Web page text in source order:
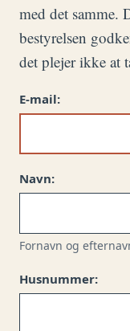
med det
bestyrelsen
det plejer ikke at
E-mail:
Navn:
Fornavn og
Husnummer: